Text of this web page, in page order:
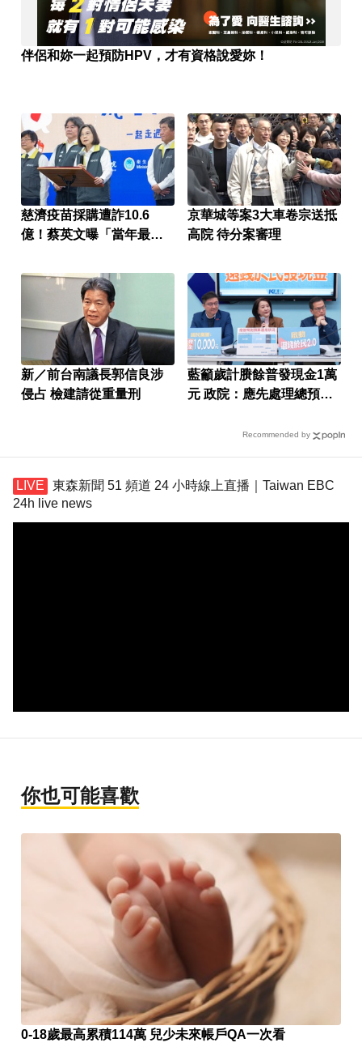
伴侶和妳一起預防HPV，才有資格說愛妳！
慈濟疫苗採購遭詐10.6
億！蔡英文曝「當年最難
京華城等案3大車卷宗送抵
高院 待分案審理
新／前台南議長郭信良涉
侵占 檢建請從重量刑
藍籲歲計賸餘普發現金1萬
元 政院：應先處理總預算
Recommended by
東森新聞 51 頻道 24 小時線上直播｜Taiwan EBC
24h live news
你也可能喜歡
0-18歲最高累積114萬 兒少未來帳戶QA一次看